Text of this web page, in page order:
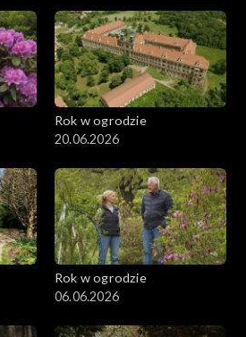
Rok w ogrodzie
20.06.2026
Rok w ogrodzie
06.06.2026